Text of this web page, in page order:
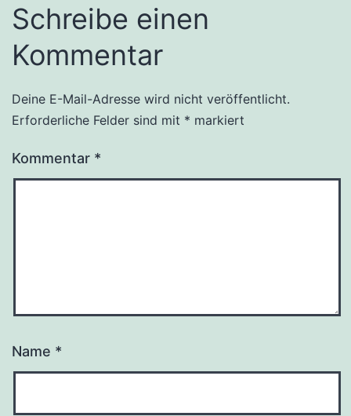
Schreibe einen
Kommentar
Deine E-Mail-Adresse wird nicht veröffentlicht.
Erforderliche Felder sind mit * markiert
Kommentar *
Name *